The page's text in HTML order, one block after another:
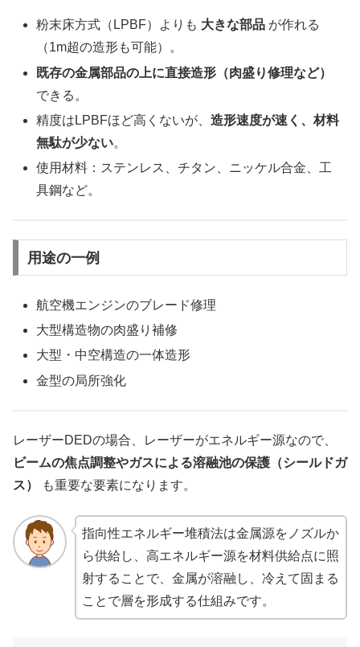
粉末床方式（LPBF）よりも 大きな部品 が作れる
（1m超の造形も可能）。
既存の金属部品の上に直接造形（肉盛り修理など）
できる。
精度はLPBFほど高くないが、造形速度が速く、材料
無駄が少ない。
使用材料：ステンレス、チタン、ニッケル合金、工
具鋼など。
用途の一例
航空機エンジンのブレード修理
大型構造物の肉盛り補修
大型・中空構造の一体造形
金型の局所強化
レーザーDEDの場合、レーザーがエネルギー源なので、
ビームの焦点調整やガスによる溶融池の保護（シールドガ
ス）
も重要な要素になります。
指向性エネルギー堆積法は金属源をノズルか
ら供給し、高エネルギー源を材料供給点に照
射することで、金属が溶融し、冷えて固まる
ことで層を形成する仕組みです。